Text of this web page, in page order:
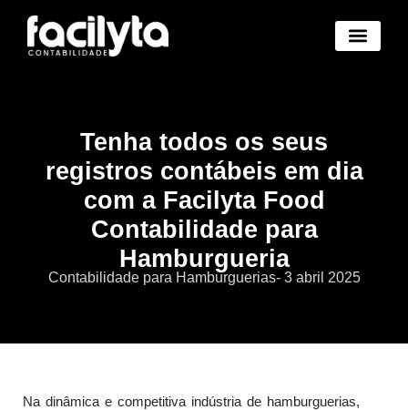
Tenha todos os seus
registros contábeis em dia
com a Facilyta Food
Contabilidade para
Hamburgueria
Contabilidade para Hamburguerias- 3 abril 2025
Na dinâmica e competitiva indústria de hamburguerias,